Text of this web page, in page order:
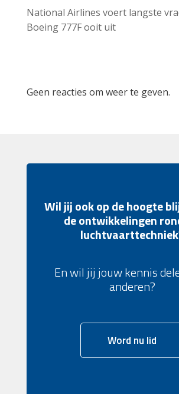
National Airlines voert langste
Boeing 777F ooit uit
Geen reacties om weer te geven.
Wil jij ook op de hoogte
de ontwikkelingen
En wil jij jouw kennis
anderen?
Word nu lid